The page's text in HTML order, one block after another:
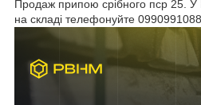
Продаж припою срібного пср 25. У
на складі телефонуйте